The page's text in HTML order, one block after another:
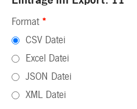
Format *
CSV Datei
Excel Datei
JSON Datei
XML Datei